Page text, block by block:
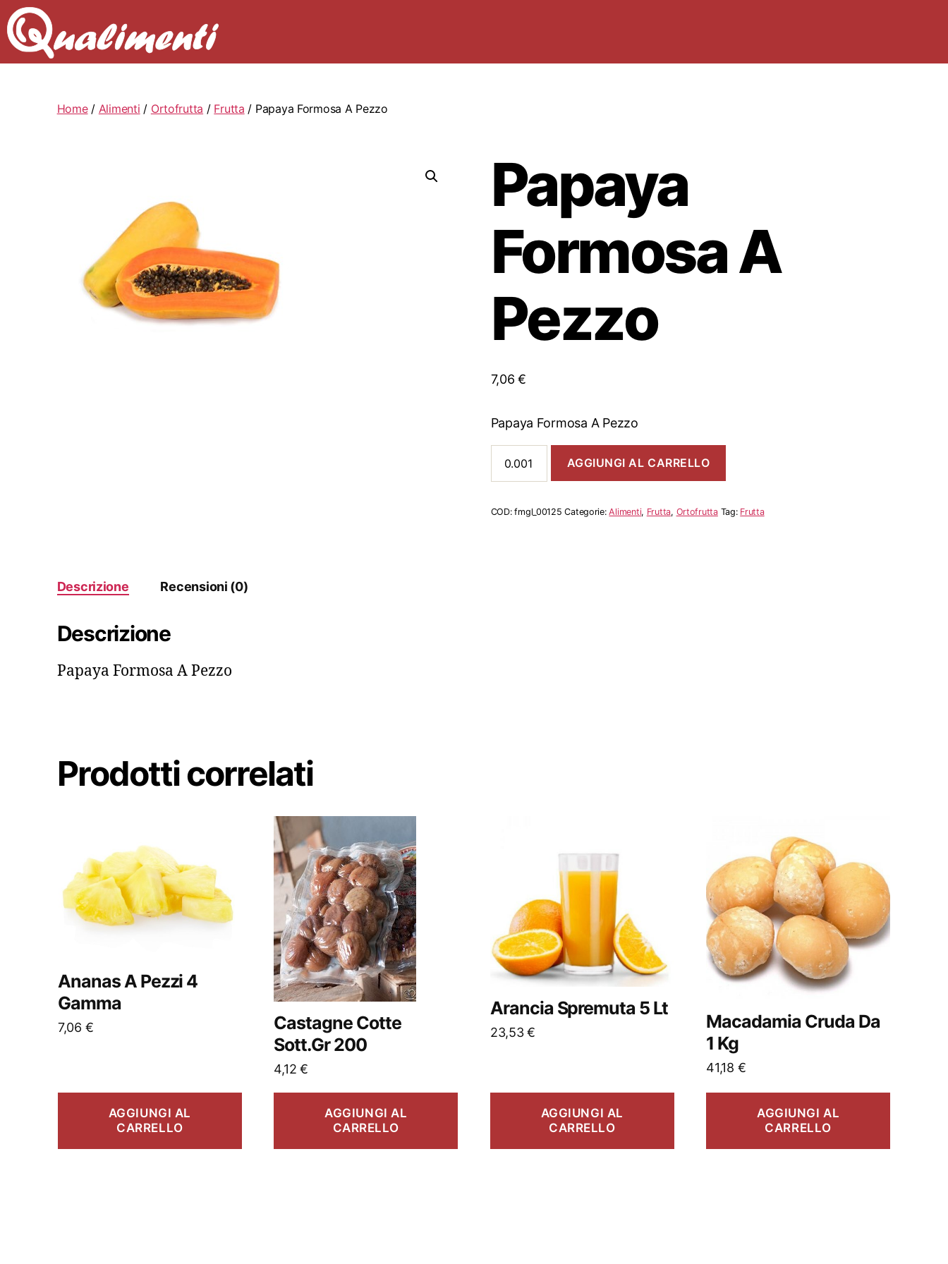
Home/ Alimenti / Ortofrutta / Frutta / Papaya Formosa A Pezzo
Papaya
Formosa A
Pezzo
7,06€
Papaya Formosa A Pezzo
Formosa
A
quantità
AGGIUNGI AL CARRELLO
COD:fmgl_00125 Categorie:Alimenti, Frutta, Ortofrutta Tag: Frutta
Descrizione Recensioni (0)
Descrizione
Papaya Formosa A Pezzo
Prodotti correlati
Ananas A Pezzi 4
Gamma
7,06 €
AGGIUNGI AL
CARRELLO
Castagne Cotte
Sott.Gr 200
4,12€
AGGIUNGI AL
CARRELLO
Arancia Spremuta 5 Lt
23,53€
AGGIUNGI AL
CARRELLO
Macadamia Cruda Da
1 Kg
41,18 €
AGGIUNGI AL
CARRELLO